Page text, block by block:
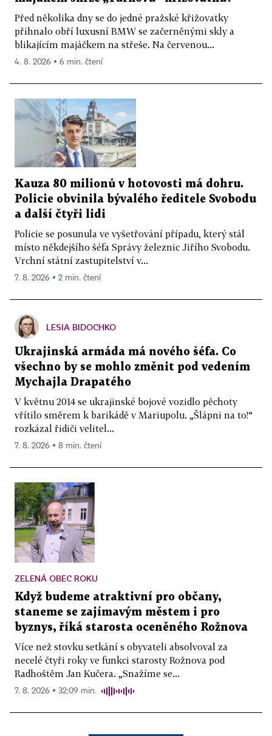
Před několika dny se do jedné pražské křižovatky
přihnalo obří luxusní BMW se začerněnými skly a
blikajícím majáčkem na střeše. Na červenou...
4. 8. 2026 ▪ 6 min. čtení
Kauza 80 milionů v hotovosti má dohru.
Policie obvinila bývalého ředitele Svobodu
a další čtyři lidi
Policie se posunula ve vyšetřování případu, který stál
místo někdejšího šéfa Správy železnic Jiřího Svobodu.
Vrchní státní zastupitelství v...
7. 8. 2026 ▪ 2 min. čtení
LESIA BIDOCHKO
Ukrajinská armáda má nového šéfa. Co
všechno by se mohlo změnit pod vedením
Mychajla Drapatého
V květnu 2014 se ukrajinské bojové vozidlo pěchoty
vřítilo směrem k barikádě v Mariupolu. „Šlápni na to!“
rozkázal řidiči velitel...
7. 8. 2026 ▪ 8 min. čtení
ZELENÁ OBEC ROKU
Když budeme atraktivní pro občany,
staneme se zajímavým městem i pro
byznys, říká starosta oceněného Rožnova
Více než stovku setkání s obyvateli absolvoval za
necelé čtyři roky ve funkci starosty Rožnova pod
Radhoštěm Jan Kučera. „Snažíme se...
7. 8. 2026 ▪ 32:09 min.